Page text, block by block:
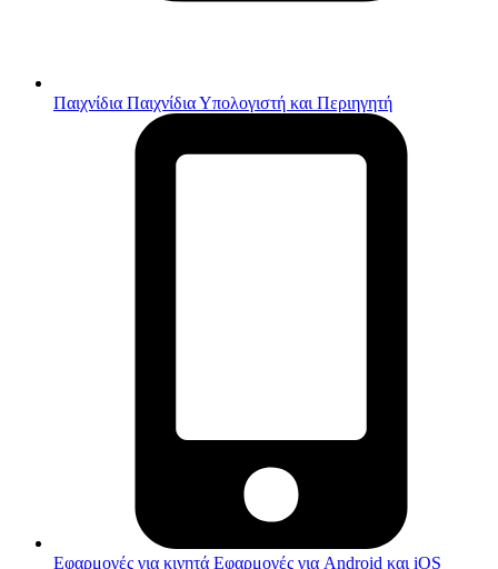
Παιχνίδια Παιχνίδια Υπολογιστή και Περιηγητή
Εφαρμογές για κινητά Εφαρμογές για Android και iOS